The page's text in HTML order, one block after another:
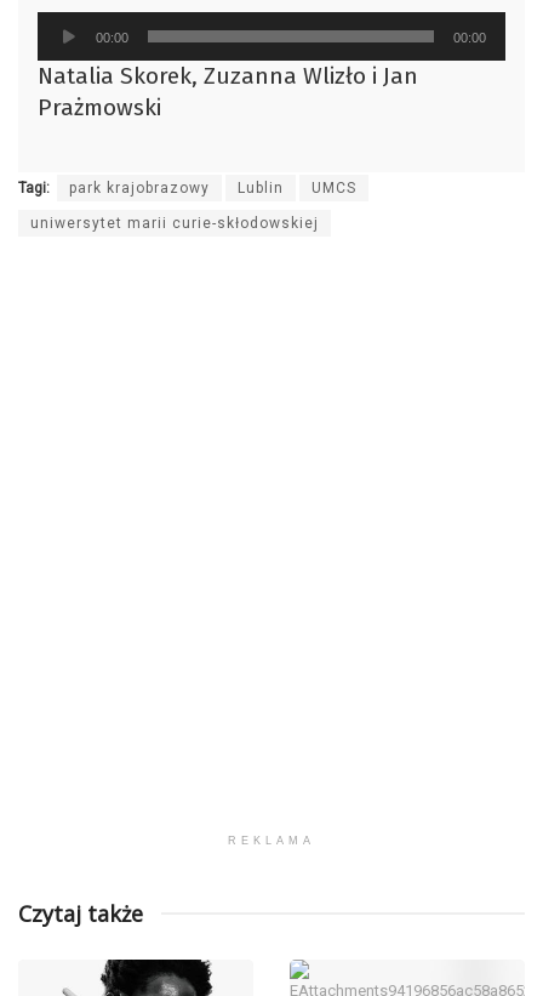
Odtwarzacz
plików
dźwiękowych
00:00 00:00
Natalia Skorek, Zuzanna Wlizło i Jan
Prażmowski
Tagi: park krajobrazowy Lublin UMCS
uniwersytet marii curie-skłodowskiej
REKLAMA
Czytaj także